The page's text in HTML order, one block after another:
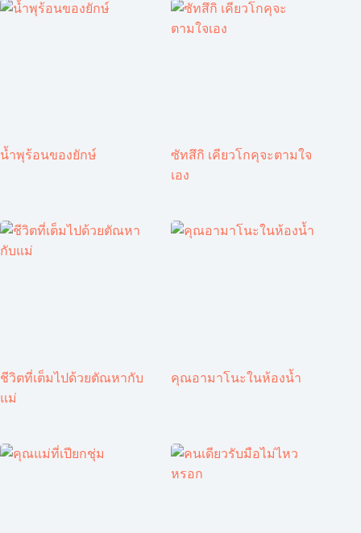
น้ำพุร้อนของยักษ์
ซัทสึกิ เคียวโกคุจะตามใจ
เอง
ชีวิตที่เต็มไปด้วยตัณหากับ
แม่
คุณอามาโนะในห้องน้ำ